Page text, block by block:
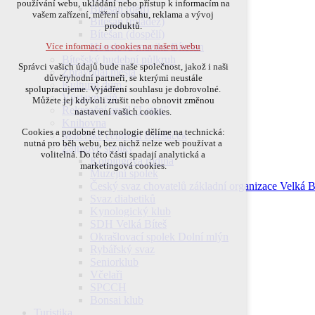
Bítešan (děti)
Bítešan (mládež)
Bítešan (dospělí)
Houslová muzika Bítešan
Zpravodaj města
Kulturní dům
Výstavní síň
Rekreační areál "Letná"
Mateřské centrum Bítešáček
Zájmové spolky
Kolpingova rodina
Muzejní spolek
Český svaz chovatelů základní organizace Velká
přihlášení, volby jazyka, apod.
analytická pro anonymizované vyhodnocení
návštěvnosti
marketingová cookies (Google)
Více informací o cookies na našem webu
Přijmout všechny cookies
Odmítnout vše
používání webu, ukládání nebo přístup k informacím na
vašem zařízení, měření obsahu, reklama a vývoj
produktů.
Více informací o cookies na našem webu
Správci vašich údajů bude naše společnost, jakož i naši
důvěryhodní partneři, se kterými neustále
spolupracujeme. Vyjádření souhlasu je dobrovolné.
Můžete jej kdykoli zrušit nebo obnovit změnou
nastavení vašich cookies.
Cookies a podobné technologie dělíme na technická:
nutná pro běh webu, bez nichž nelze web používat a
volitelná. Do této části spadají analytická a
marketingová cookies.